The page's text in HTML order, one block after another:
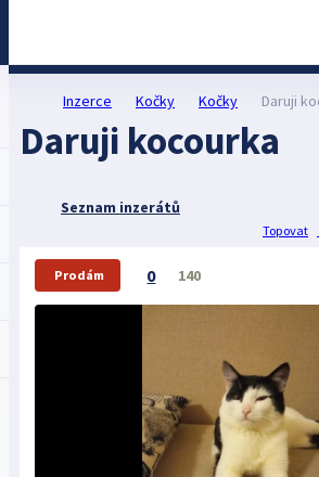
Inzerce Kočky Kočky Daruji
Daruji kocourka
Seznam inzerátů
Topovat
Prodám 0 140